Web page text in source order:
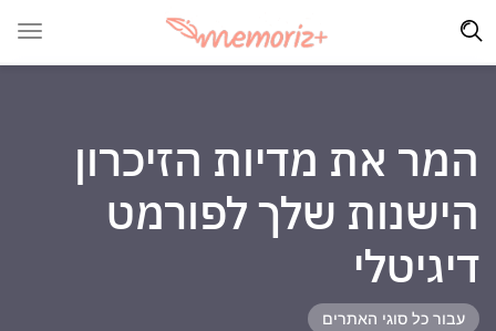
המר את מדיות הזיכרון
הישנות שלך לפורמט
דיגיטלי
עבור כל סוגי האתרים